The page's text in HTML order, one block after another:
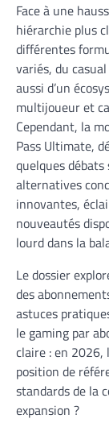
Face à une
hiérarchie plus
différentes
variés, du
aussi d’un
multijoueur et
Cependant, la
Pass Ultimate,
quelques
alternatives
innovantes,
nouveautés
lourd dans la
Le dossier
des
astuces
le gaming par
claire : en 2026,
position de
standards de la
expansion ?